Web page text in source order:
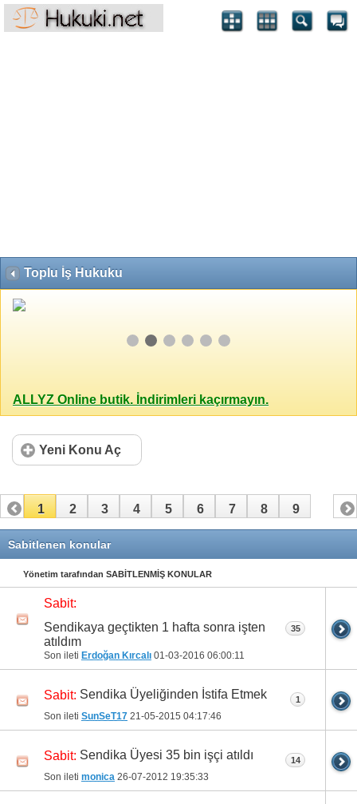
Toplu İş Hukuku
ALLYZ Online butik. İndirimleri kaçırmayın.
Yeni Konu Aç
1 2 3 4 5 6 7 8 9
Sabitlenen konular
Yönetim tarafından SABİTLENMİŞ KONULAR
Sabit:
Sendikaya geçtikten 1 hafta sonra işten
atıldım
Son ileti Erdoğan Kırcalı 01-03-2016 06:00:11
35
Sabit: Sendika Üyeliğinden İstifa Etmek
Son ileti SunSeT17 21-05-2015 04:17:46
1
Sabit: Sendika Üyesi 35 bin işçi atıldı
Son ileti monica 26-07-2012 19:35:33
14